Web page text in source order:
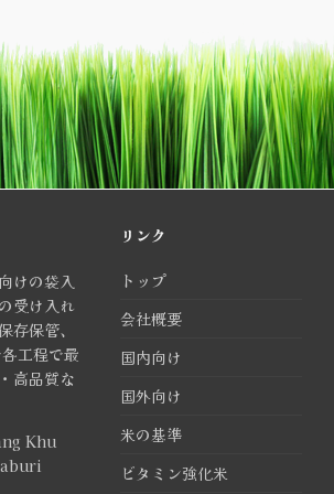
けの袋入
受け入れ
存保管、
工程で最
高品質な
Khu
リンク
トップ
会社概要
国内向け
国外向け
米の基準
ビタミン強化米